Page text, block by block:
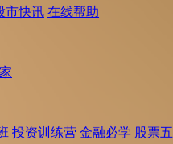
市快讯 在线帮助
投资训练营 金融必学 股票